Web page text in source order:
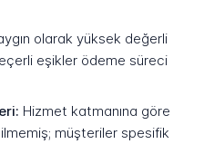
olarak yüksek değerli
eşikler ödeme süreci
Hizmet katmanına göre
müşteriler spesifik